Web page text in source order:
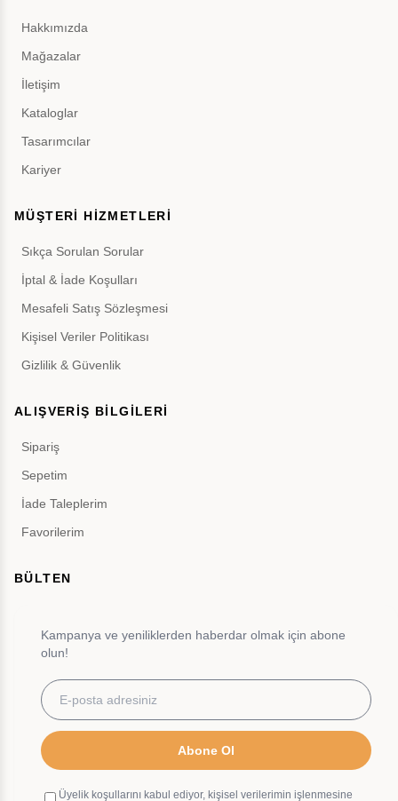
Hakkımızda
Mağazalar
İletişim
Kataloglar
Tasarımcılar
Kariyer
MÜŞTERİ HİZMETLERİ
Sıkça Sorulan Sorular
İptal & İade Koşulları
Mesafeli Satış Sözleşmesi
Kişisel Veriler Politikası
Gizlilik & Güvenlik
ALIŞVERİŞ BİLGİLERİ
Sipariş
Sepetim
İade Taleplerim
Favorilerim
BÜLTEN
Kampanya ve yeniliklerden haberdar olmak için abone
olun!
Abone Ol
Üyelik koşullarını kabul ediyor, kişisel verilerimin işlenmesine